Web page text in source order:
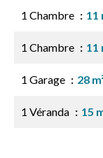
1 Chambre 11
1 Chambre 11
1 Garage 28
1 Véranda 15